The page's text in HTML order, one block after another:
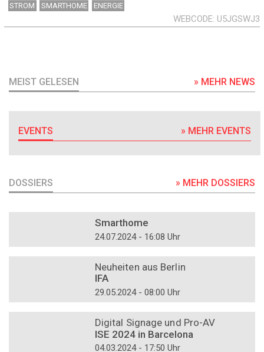
STROM SMARTHOME ENERGIE
WEBCODE U5JGSWJ3
MEIST GELESEN » MEHR NEWS
EVENTS » MEHR EVENTS
DOSSIERS » MEHR DOSSIERS
Smarthome
24.07.2024 - 16:08 Uhr
Neuheiten aus Berlin
IFA
29.05.2024 - 08:00 Uhr
Digital Signage und Pro-AV
ISE 2024 in Barcelona
04.03.2024 - 17:50 Uhr